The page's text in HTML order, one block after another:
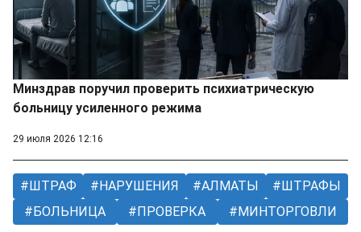
Минздрав поручил проверить психиатрическую
больницу усиленного режима
29 июля 2026 12:16
ШТРАФ НАРУШЕНИЯ АЛМАТЫ
ШТРАФЫ
БОЛЬНИЦА
ПРОВЕРКА МИНТОРГОВЛИ